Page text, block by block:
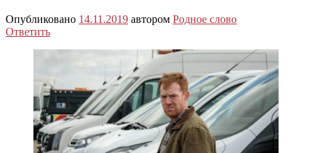
Опубликовано 14.11.2019 автором Родное слово
Ответить